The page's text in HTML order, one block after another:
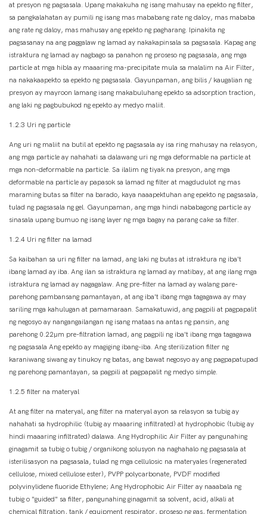
at presyon ng pagsasala. Upang makakuha ng isang mahusay na epekto ng filter,
sa pangkalahatan ay pumili ng isang mas mababang rate ng daloy, mas mababa
ang rate ng daloy, mas mahusay ang epekto ng pagharang. Ipinakita ng
pagsasanay na ang paggalaw ng lamad ay nakakapinsala sa pagsasala. Kapag ang
istraktura ng lamad ay nagbago sa panahon ng proseso ng pagsasala, ang mga
particle at mga hibla ay maaaring ma-precipitate mula sa malalim na Air Filter,
na nakakaapekto sa epekto ng pagsasala. Gayunpaman, ang bilis / kaugalian ng
presyon ay mayroon lamang isang makabuluhang epekto sa adsorption traction,
ang laki ng pagbubukod ng epekto ay medyo maliit.
1.2.3 Uri ng particle
Ang uri ng maliit na butil at epekto ng pagsasala ay isa ring mahusay na relasyon,
ang mga particle ay nahahati sa dalawang uri ng mga deformable na particle at
mga non-deformable na particle. Sa ilalim ng tiyak na presyon, ang mga
deformable na particle ay papasok sa lamad ng filter at magdudulot ng mas
maraming butas sa filter na barado, kaya naaapektuhan ang epekto ng pagsasala,
tulad ng pagsasala ng gel. Gayunpaman, ang mga hindi nababagong particle ay
sinasala upang bumuo ng isang layer ng mga bagay na parang cake sa filter.
1.2.4 Uri ng filter na lamad
Sa kaibahan sa uri ng filter na lamad, ang laki ng butas at istraktura ng iba't
ibang lamad ay iba. Ang ilan sa istraktura ng lamad ay matibay, at ang ilang mga
istraktura ng lamad ay nagagalaw. Ang pre-filter na lamad ay walang pare-
parehong pambansang pamantayan, at ang iba't ibang mga tagagawa ay may
sariling mga kahulugan at pamamaraan. Samakatuwid, ang pagpili at pagpapalit
ng negosyo ay nangangailangan ng isang mataas na antas ng pansin, ang
parehong 0.22μm pre-filtration lamad, ang pagpili ng iba't ibang mga tagagawa
ng pagsasala Ang epekto ay magiging ibang-iba. Ang sterilization filter ng
karaniwang siwang ay tinukoy ng batas, ang bawat negosyo ay ang pagpapatupad
ng parehong pamantayan, sa pagpili at pagpapalit ng medyo simple.
1.2.5 filter na materyal
At ang filter na materyal, ang filter na materyal ayon sa relasyon sa tubig ay
nahahati sa hydrophilic (tubig ay maaaring infiltrated) at hydrophobic (tubig ay
hindi maaaring infiltrated) dalawa. Ang Hydrophilic Air Filter ay pangunahing
ginagamit sa tubig o tubig / organikong solusyon na naghahalo ng pagsasala at
isterilisasyon na pagsasala, tulad ng mga cellulosic na materyales (regenerated
cellulose, mixed cellulose ester), PVPP polycarbonate, PVDF modified
polyvinylidene fluoride Ethylene; Ang Hydrophobic Air Filter ay naaabala ng
tubig o "guided" sa filter, pangunahing ginagamit sa solvent, acid, alkali at
chemical filtration, tank / equipment respirator, proseso ng gas, fermentation